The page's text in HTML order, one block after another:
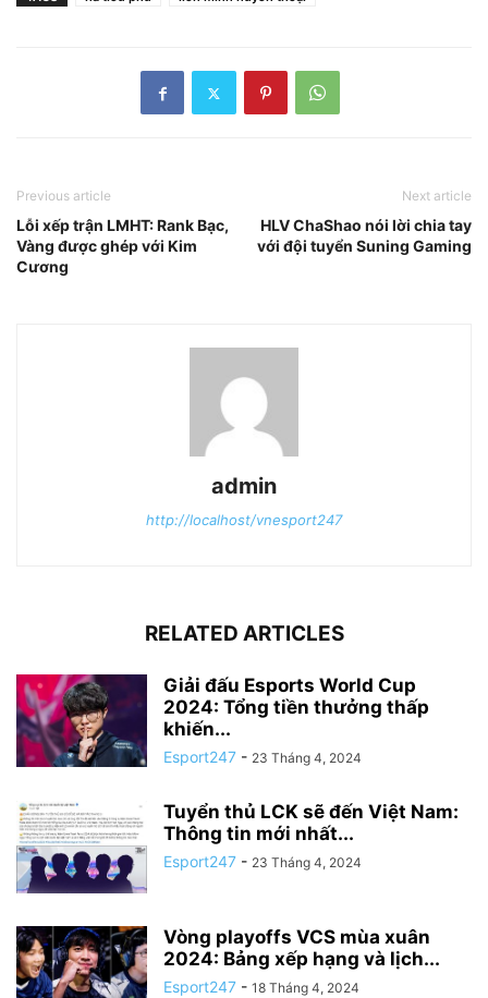
Previous article
Lỗi xếp trận LMHT: Rank Bạc,
Vàng được ghép với Kim
Cương
Next article
HLV ChaShao nói lời chia tay
với đội tuyển Suning Gaming
admin
http://localhost/vnesport247
RELATED ARTICLES
Giải đấu Esports World Cup
2024: Tổng tiền thưởng thấp
khiến...
Esport247 - 23 Tháng 4, 2024
Tuyển thủ LCK sẽ đến Việt Nam:
Thông tin mới nhất...
Esport247 - 23 Tháng 4, 2024
Vòng playoffs VCS mùa xuân
2024: Bảng xếp hạng và lịch...
Esport247 - 18 Tháng 4, 2024